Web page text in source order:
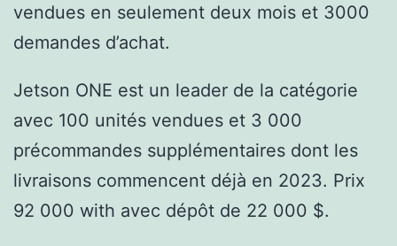
vendues en seulement deux mois et 3000
demandes d’achat.
Jetson ONE est un leader de la catégorie
avec 100 unités vendues et 3 000
précommandes supplémentaires dont les
livraisons commencent déjà en 2023. Prix
92 000 with avec dépôt de 22 000 $.